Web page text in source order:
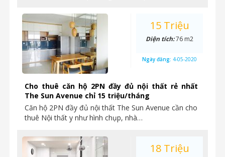
Cho thuê căn hộ 2PN đầy đủ nội thất rẻ nhất
The Sun Avenue chỉ 15 triệu/tháng
Căn hộ 2PN đầy đủ nội thất The Sun Avenue cần cho
thuê Nội thất y như hình chụp, nhà…
15 Triệu
Diện tích:76 m2
Ngày đăng: 4-05-2020
18 Triệu